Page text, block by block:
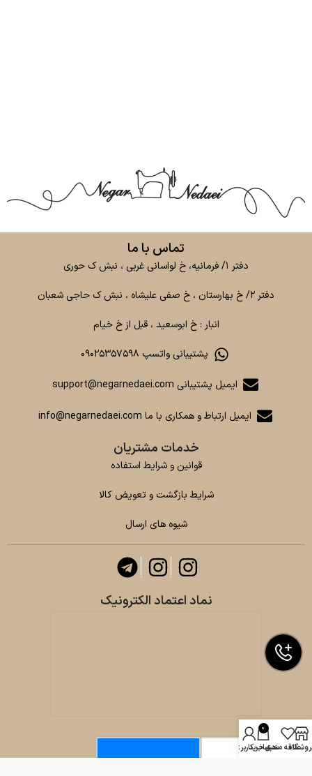
تماس با ما
دفتر ۱/ فرمانیه، خ لواسانی غربی ، نبش ک حوری
دفتر ۲/ خ بهارستان ، خ صفی علیشاه ، نبش ک حاجی شعبان
انبار : خ ابوسعید ، قبل از خ خیام
پشتیبانی واتسپ ۰۹۰۲۵۳۵۷۵۹۸
ایمیل پشتیبانی support@negarnedaei.com
ایمیل ارتباط و همکاری با ما info@negarnedaei.com
خدمات مشتریان
قوانین و شرایط استفاده
شرایط بازگشت و تعویض کالا
شیوه های ارسال
نماد اعتماد الکترونیک
علاقه مندی
0
سبد خرید
حساب کاربری من